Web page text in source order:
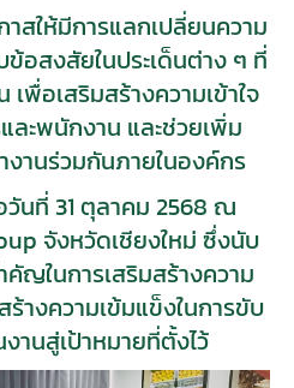
าสให้มีการแลกเปลี่ยนความ
อสงสัยในประเด็นต่าง ๆ ที่
พื่อเสริมสร้างความเข้าใจ
ละพนักงาน และช่วยเพิ่ม
งานร่วมกันภายในองค์กร
วันที่ 31 ตุลาคม 2568 ณ
จังหวัดเชียงใหม่ ซึ่งนับ
ญในการเสริมสร้างความ
างความเข้มแข็งในการขับ
านสู่เป้าหมายที่ตั้งไว้